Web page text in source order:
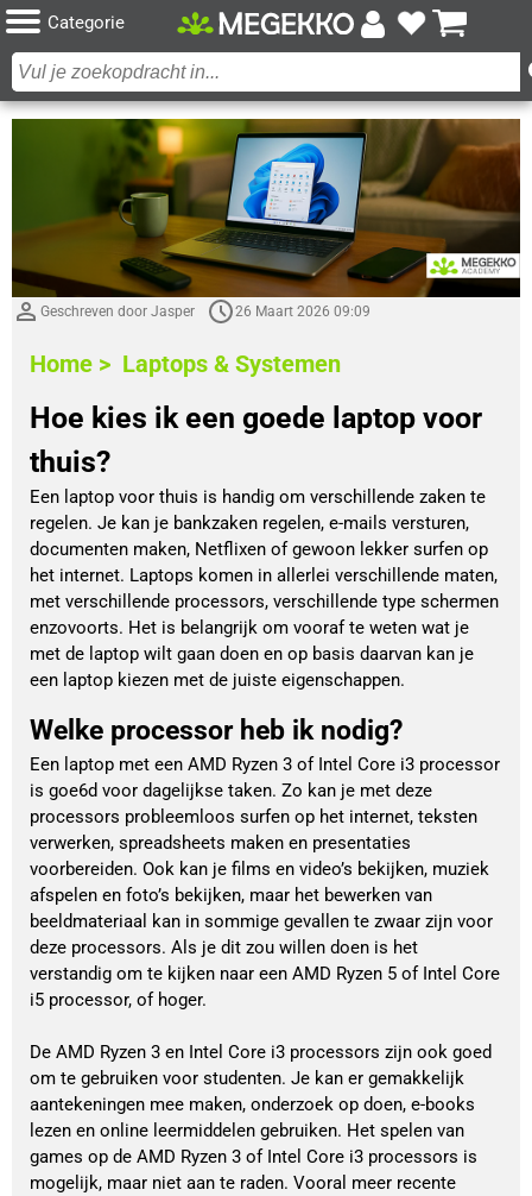
Categorie
Geschreven door Jasper 26 Maart 2026 09:09
Home > Laptops & Systemen
Hoe kies ik een goede laptop voor
thuis?
Een laptop voor thuis is handig om verschillende zaken te
regelen. Je kan je bankzaken regelen, e-mails versturen,
documenten maken, Netflixen of gewoon lekker surfen op
het internet. Laptops komen in allerlei verschillende maten,
met verschillende processors, verschillende type schermen
enzovoorts. Het is belangrijk om vooraf te weten wat je
met de laptop wilt gaan doen en op basis daarvan kan je
een laptop kiezen met de juiste eigenschappen.
Welke processor heb ik nodig?
Een laptop met een AMD Ryzen 3 of Intel Core i3 processor
is goe6d voor dagelijkse taken. Zo kan je met deze
processors probleemloos surfen op het internet, teksten
verwerken, spreadsheets maken en presentaties
voorbereiden. Ook kan je films en video’s bekijken, muziek
afspelen en foto’s bekijken, maar het bewerken van
beeldmateriaal kan in sommige gevallen te zwaar zijn voor
deze processors. Als je dit zou willen doen is het
verstandig om te kijken naar een AMD Ryzen 5 of Intel Core
i5 processor, of hoger.
De AMD Ryzen 3 en Intel Core i3 processors zijn ook goed
om te gebruiken voor studenten. Je kan er gemakkelijk
aantekeningen mee maken, onderzoek op doen, e-books
lezen en online leermiddelen gebruiken. Het spelen van
games op de AMD Ryzen 3 of Intel Core i3 processors is
mogelijk, maar niet aan te raden. Vooral meer recente